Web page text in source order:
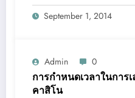
September 1, 2014
Admin 0
การกำหนดเวลาในกา
คาสิโน